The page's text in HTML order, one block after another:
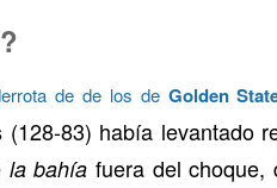
de de los de Golden
(128-83) había levantado
la bahía fuera del choque,